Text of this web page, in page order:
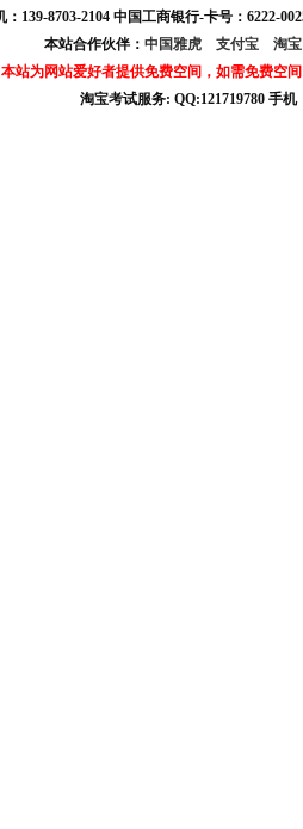
：139-8703-2104 中国工商银行-卡号：6222-
本站合作伙伴： 中国雅虎 支付宝
淘
站为网站爱好者提供免费空间，如需免费空
淘宝考试服务: QQ:121719780 手